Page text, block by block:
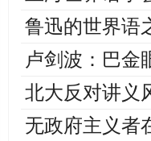
KEA
KEA
KEA
鲁迅的世界语
卢剑波：巴金
北大反对讲义
无政府主义者